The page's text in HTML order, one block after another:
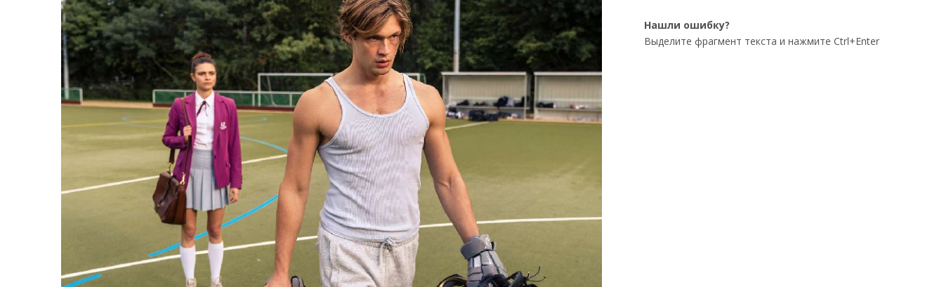
Нашли ошибку?
Выделите фрагмент текста и нажмите Ctrl+Enter